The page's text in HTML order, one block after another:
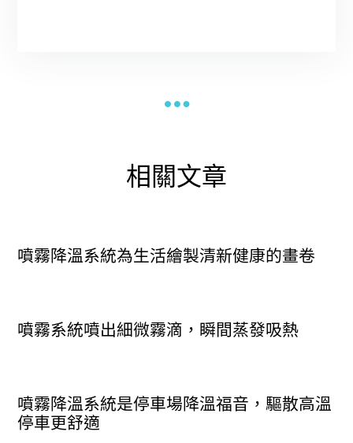
相關文章
噴霧降溫系統為生活繪製清新健康的畫卷
噴霧系統噴出細微霧滴，瞬間蒸發吸熱
噴霧降溫系統是停車場降溫福音，驅散高溫
停車更舒適